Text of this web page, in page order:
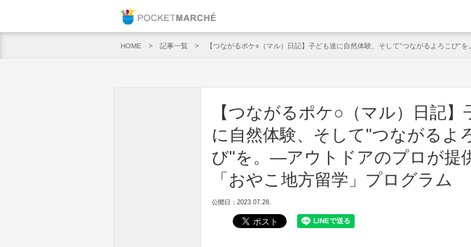
HOME 記事一覧 【つながるポケ○（マル）日記】子ども達に自然体験、そして"つながるよろこび"
【つながるポケ○（マル）日記】
に自然体験、そして"つながるよ
び"を。—アウトドアのプロが提
「おやこ地方留学」プログラム
公開日：2023.07.28.